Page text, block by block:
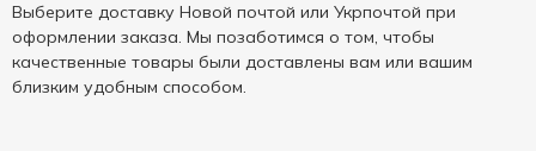
Выберите доставку Новой почтой или Укрпочтой при
оформлении заказа. Мы позаботимся о том, чтобы
качественные товары были доставлены вам или вашим
близким удобным способом.